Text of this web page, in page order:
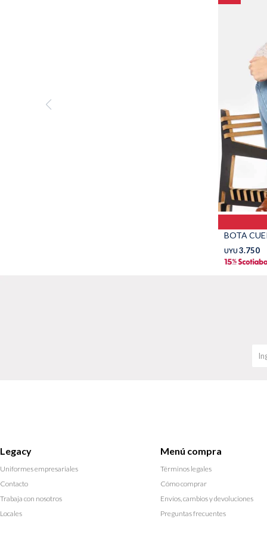
BOTA
UYU 3.750
Legacy
Uniformes empresariales
Contacto
Trabaja con nosotros
Locales
Menú compra
Términos legales
Cómo comprar
Envíos, cambios y devoluciones
Preguntas frecuentes